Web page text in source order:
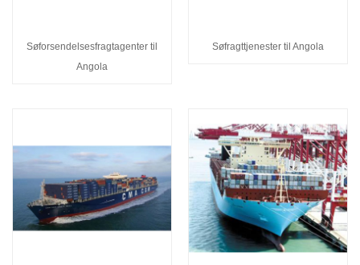
Søforsendelsesfragtagenter til
Angola
Søfragttjenester til Angola